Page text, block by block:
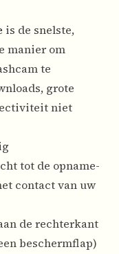
is de snelste,
manier om
te
grote
niet
tot de opname-
contact van uw
de rechterkant
beschermflap)